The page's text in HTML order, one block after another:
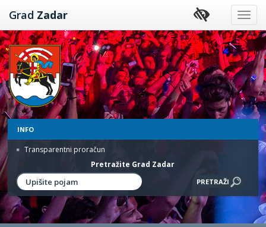
Preskoči
na
sadržaj
Grad Zadar
INFO
Transparentni proračun
Pretražite Grad Zadar